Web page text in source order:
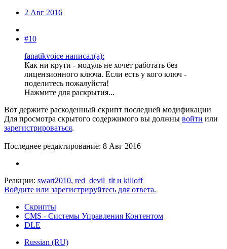
2 Авг 2016
#10
fanatikvoice написал(а):
Как ни крути - модуль не хочет работать без
лицензионного ключа. Если есть у кого ключ -
поделитесь пожалуйста!
Нажмите для раскрытия...
Вот держите раскоденный скрипт последней модификации
Для просмотра скрытого содержимого вы должны войти или
зарегистрироваться.
Последнее редактирование: 8 Авг 2016
Реакции: swart2010, red_devil_tlt и killoff
Войдите или зарегистрируйтесь для ответа.
Скрипты
CMS - Системы Управления Контентом
DLE
Russian (RU)